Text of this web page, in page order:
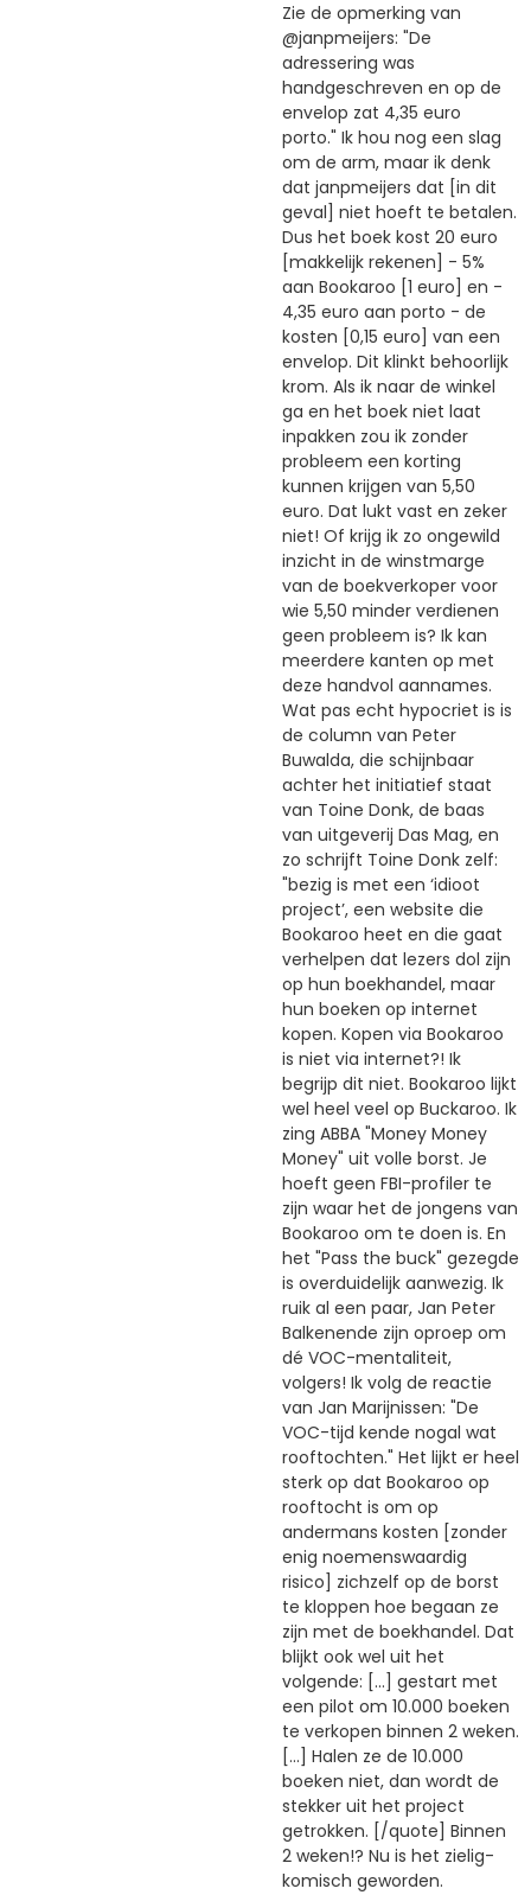
Zie de opmerking van
@janpmeijers: "De
adressering was
handgeschreven en op de
envelop zat 4,35 euro
porto." Ik hou nog een slag
om de arm, maar ik denk
dat janpmeijers dat [in dit
geval] niet hoeft te betalen.
Dus het boek kost 20 euro
[makkelijk rekenen] - 5%
aan Bookaroo [1 euro] en -
4,35 euro aan porto - de
kosten [0,15 euro] van een
envelop. Dit klinkt behoorlijk
krom. Als ik naar de winkel
ga en het boek niet laat
inpakken zou ik zonder
probleem een korting
kunnen krijgen van 5,50
euro. Dat lukt vast en zeker
niet! Of krijg ik zo ongewild
inzicht in de winstmarge
van de boekverkoper voor
wie 5,50 minder verdienen
geen probleem is? Ik kan
meerdere kanten op met
deze handvol aannames.
Wat pas echt hypocriet is is
de column van Peter
Buwalda, die schijnbaar
achter het initiatief staat
van Toine Donk, de baas
van uitgeverij Das Mag, en
zo schrijft Toine Donk zelf:
"bezig is met een ‘idioot
project’, een website die
Bookaroo heet en die gaat
verhelpen dat lezers dol zijn
op hun boekhandel, maar
hun boeken op internet
kopen. Kopen via Bookaroo
is niet via internet?! Ik
begrijp dit niet. Bookaroo lijkt
wel heel veel op Buckaroo. Ik
zing ABBA "Money Money
Money" uit volle borst. Je
hoeft geen FBI-profiler te
zijn waar het de jongens van
Bookaroo om te doen is. En
het "Pass the buck" gezegde
is overduidelijk aanwezig. Ik
ruik al een paar, Jan Peter
Balkenende zijn oproep om
dé VOC-mentaliteit,
volgers! Ik volg de reactie
van Jan Marijnissen: "De
VOC-tijd kende nogal wat
rooftochten." Het lijkt er heel
sterk op dat Bookaroo op
rooftocht is om op
andermans kosten [zonder
enig noemenswaardig
risico] zichzelf op de borst
te kloppen hoe begaan ze
zijn met de boekhandel. Dat
blijkt ook wel uit het
volgende: [...] gestart met
een pilot om 10.000 boeken
te verkopen binnen 2 weken.
[...] Halen ze de 10.000
boeken niet, dan wordt de
stekker uit het project
getrokken. [/quote] Binnen
2 weken!? Nu is het zielig-
komisch geworden.